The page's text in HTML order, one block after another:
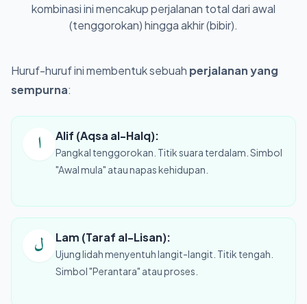
kombinasi ini mencakup perjalanan total dari awal
(tenggorokan) hingga akhir (bibir).
Huruf-huruf ini membentuk sebuah perjalanan yang
sempurna:
ا Alif (Aqsa al-Halq):
Pangkal tenggorokan. Titik suara terdalam. Simbol
"Awal mula" atau napas kehidupan.
ل Lam (Taraf al-Lisan):
Ujung lidah menyentuh langit-langit. Titik tengah.
Simbol "Perantara" atau proses.